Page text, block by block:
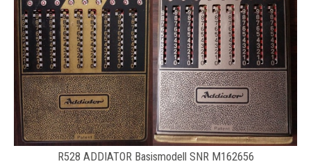
R528 ADDIATOR Basismodell SNR M162656